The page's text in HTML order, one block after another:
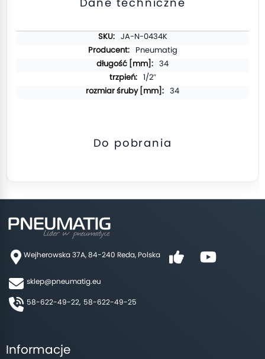
JA-N-0434K
Pneumatig
34
1/2″
34
Do pobrania
Wejherowska 37A, 84-240 Reda, Polska
sklep@pneumatig.eu
58-622-49-22, 58-622-49-25
Informacje